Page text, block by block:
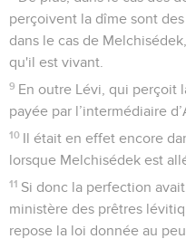
perçoivent la dîme sont
dans le cas de
qu'il est vivant.
9 En outre Lévi, qui perçoit
payée par l’intermédiaire
10 Il était en effet encore
lorsque Melchisédek est
11 Si donc la perfection
ministère des prêtres
repose la loi donnée au